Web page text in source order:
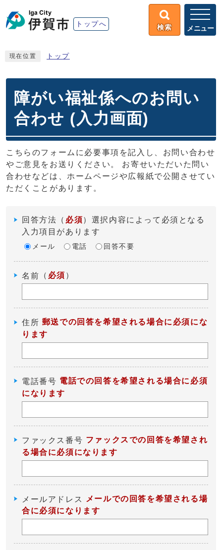
トップへ 検索 メニュー
現在位置 トップ
障がい福祉係へのお問い
合わせ (入力画面)
こちらのフォームに必要事項を記入し、お問い合わせ
やご意見をお送りください。 お寄せいただいた問い
合わせなどは、ホームページや広報紙で公開させてい
ただくことがあります。
回答方法 （ 必須）選択内容によって必須となる
入力項目があります
メール 電話 回答不要
名前 （ 必須 ）
住所 郵送での回答を希望される場合に必須にな
ります
電話番号 電話での回答を希望される場合に必須
になります
ファックス番号 ファックスでの回答を希望され
る場合に必須になります
メールアドレス
メールでの回答を希望される場
合に必須になります